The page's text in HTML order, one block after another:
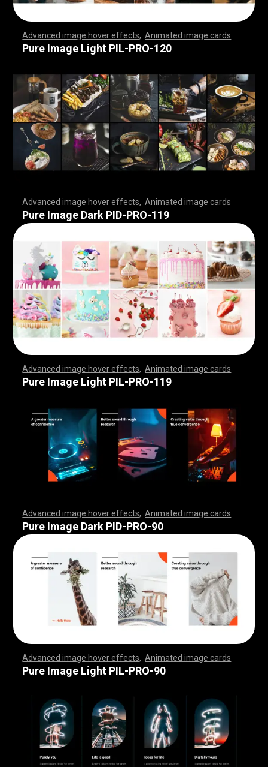
Advanced image hover effects ,Animated image cards
,,,,,,,,,,,,,,,,,,,,,,,,,,,,,,,,, ,,,,,,,,,,,,,,,,,,,,,,,,,
,,,,,,,,,,,,,,,,,,,,,,,,,,,,,,,,, ,,,,,,,,,,,,,,,,,,,,,,,,,
,,,,,,,,,,,,,,,,,,,,,,,,,,,,,,,,, ,,,,,,,,,,,,,,,,,,,,,,,
Pure Image Light PIL-PRO-120
Advanced image hover effects ,Animated image cards
,,,,,,,,,,,,,,,,,,,,,,,,,,,,,,,,, ,,,,,,,,,,,,,,,,,,,,,,,,,
,,,,,,,,,,,,,,,,,,,,,,,,,,,,,,,,, ,,,,,,,,,,,,,,,,,,,,,,,,,
,,,,,,,,,,,,,,,,,,,,,,,,,,,,,,,,, ,,,,,,,,,,,,,,,,,,,,,,,
Pure Image Dark PID-PRO-119
Advanced image hover effects ,Animated image cards
,,,,,,,,,,,,,,,,,,,,,,,,,,,,,,,,, ,,,,,,,,,,,,,,,,,,,,,,,,,
,,,,,,,,,,,,,,,,,,,,,,,,,,,,,,,,, ,,,,,,,,,,,,,,,,,,,,,,,,,
,,,,,,,,,,,,,,,,,,,,,,,,,,,,,,,,, ,,,,,,,,,,,,,,,,,,,,,,,
Pure Image Light PIL-PRO-119
Advanced image hover effects ,Animated image cards
,,,,,,,,,,,,,,,,,,,,,,,,,,,,,,,,, ,,,,,,,,,,,,,,,,,,,,,,,,,
,,,,,,,,,,,,,,,,,,,,,,,,,,,,,,,,, ,,,,,,,,,,,,,,,,,,,,,,,,,
,,,,,,,,,,,,,,,,,,,,,,,,,,,,,,,,, ,,,,,,,,,,,,,,,,,,,,,,,
Pure Image Dark PID-PRO-90
Advanced image hover effects ,Animated image cards
,,,,,,,,,,,,,,,,,,,,,,,,,,,,,,,,, ,,,,,,,,,,,,,,,,,,,,,,,,,
,,,,,,,,,,,,,,,,,,,,,,,,,,,,,,,,, ,,,,,,,,,,,,,,,,,,,,,,,,,
,,,,,,,,,,,,,,,,,,,,,,,,,,,,,,,,, ,,,,,,,,,,,,,,,,,,,,,,,
Pure Image Light PIL-PRO-90